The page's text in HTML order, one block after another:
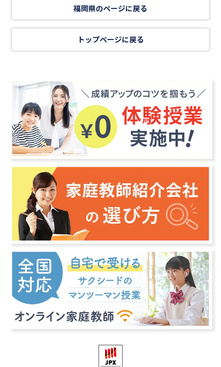
福岡県のページに戻る
トップページに戻る